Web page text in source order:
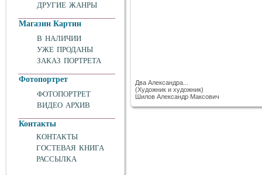
ДРУГИЕ ЖАНРЫ
Магазин Картин
В НАЛИЧИИ
УЖЕ ПРОДАНЫ
ЗАКАЗ ПОРТРЕТА
Фотопортрет
ФОТОПОРТРЕТ
ВИДЕО АРХИВ
Контакты
КОНТАКТЫ
ГОСТЕВАЯ КНИГА
РАССЫЛКА
Два Александра...
(Художник и художник)
Шилов Александр Максович